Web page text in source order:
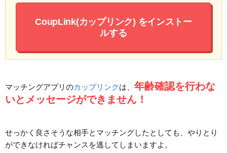
CoupLink(カップリンク) をインストー
ルする
マッチングアプリのカップリンクは、 年齢確認を行わな
いとメッセージができません！
せっかく良さそうな相手とマッチングしたとしても、やりとり
ができなければチャンスを逃してしまいますよ。